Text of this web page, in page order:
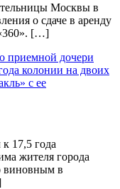
Москвы в
о сдаче в аренду
[…]
колонии на двоих
с ее
17,5 года
жителя города
виновным в